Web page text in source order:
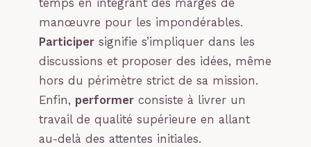
temps en intégrant des marges de
manœuvre pour les impondérables.
Participer signifie s’impliquer dans les
discussions et proposer des idées, même
hors du périmètre strict de sa mission.
Enfin, performer consiste à livrer un
travail de qualité supérieure en allant
au-delà des attentes initiales.